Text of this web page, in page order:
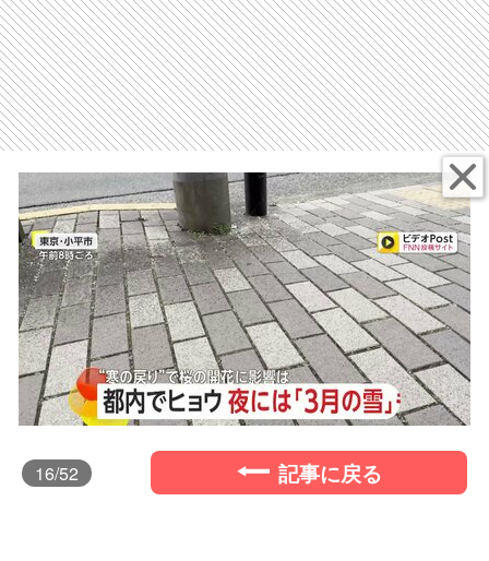
16/52 記事に戻る